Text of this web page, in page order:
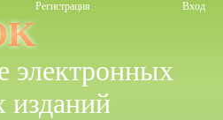
Регистрация Вход
электронных